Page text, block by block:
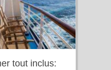
tout inclus: